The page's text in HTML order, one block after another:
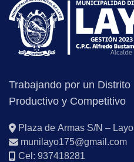
Trabajando por un Distrito
Productivo y Competitivo
Plaza de Armas S/N – Layo
munilayo175@gmail.com
Cel: 937418281